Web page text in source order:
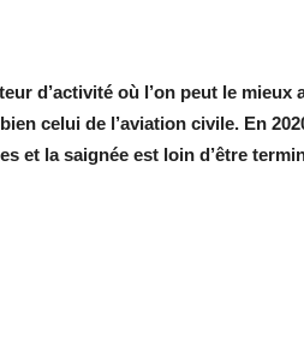
d’activité où l’on peut le
celui de l’aviation civile. En
et la saignée est loin d’être